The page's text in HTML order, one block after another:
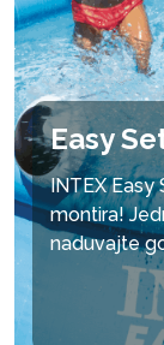
Easy
INTEX
montira!
naduvajte